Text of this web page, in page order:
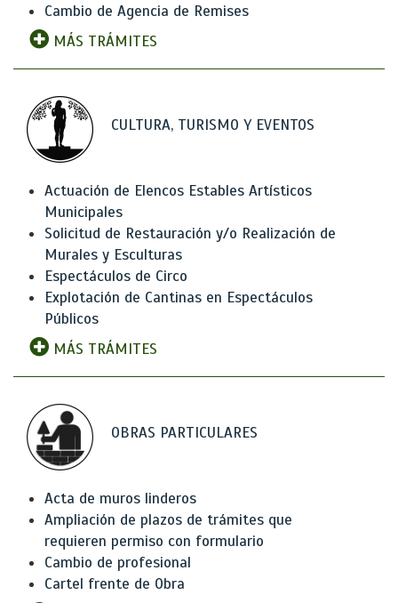
Cambio de Agencia de Remises
MÁS TRÁMITES
CULTURA, TURISMO Y EVENTOS
Actuación de Elencos Estables Artísticos
Municipales
Solicitud de Restauración y/o Realización de
Murales y Esculturas
Espectáculos de Circo
Explotación de Cantinas en Espectáculos
Públicos
MÁS TRÁMITES
OBRAS PARTICULARES
Acta de muros linderos
Ampliación de plazos de trámites que
requieren permiso con formulario
Cambio de profesional
Cartel frente de Obra